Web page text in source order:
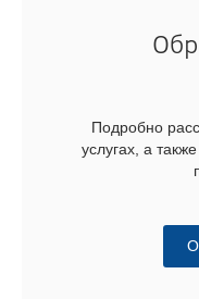
Подробно
услугах, а